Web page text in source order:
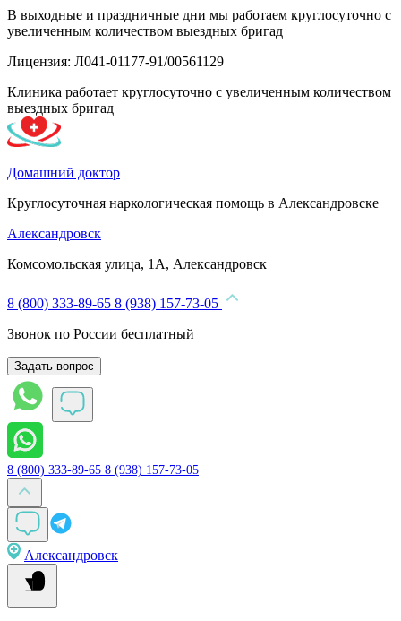
В выходные и праздничные дни мы работаем круглосуточно с
увеличенным количеством выездных бригад
Лицензия: Л041-01177-91/00561129
Клиника работает круглосуточно с увеличенным количеством
выездных бригад
Домашний доктор
Круглосуточная наркологическая помощь в Александровске
Александровск
Комсомольская улица, 1А, Александровск
8 (800) 333-89-65 8 (938) 157-73-05
Звонок по России бесплатный
Задать вопрос
8 (800) 333-89-65 8 (938) 157-73-05
Александровск